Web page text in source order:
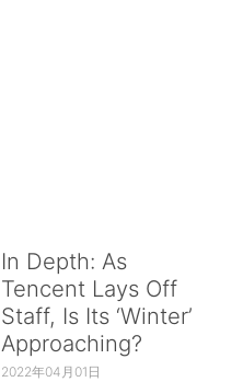
In Depth: As
Tencent Lays Off
Staff, Is Its ‘Winter’
Approaching?
2022年04月01日